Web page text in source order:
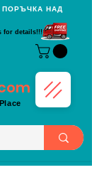
ПОРЪЧКА НАД
for details!!!